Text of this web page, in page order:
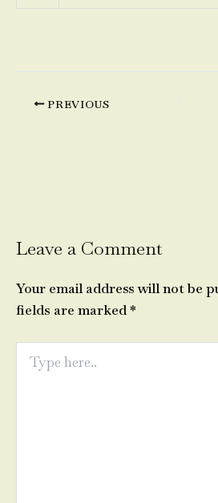
PREVIOUS
Leave a Comment
Your email address will not be
fields are marked*
here..